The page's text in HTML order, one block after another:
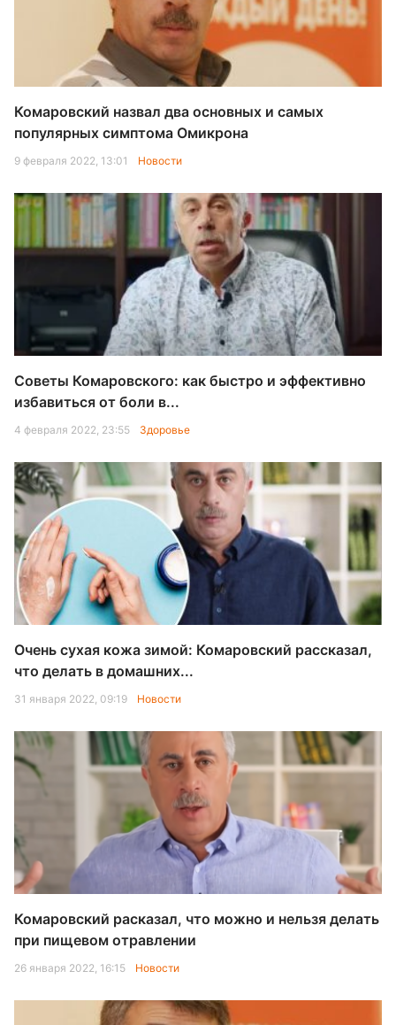
Комаровский назвал два основных и самых
популярных симптома Омикрона
9 февраля 2022, 13:01 Новости
Советы Комаровского: как быстро и эффективно
избавиться от боли в...
4 февраля 2022, 23:55 Здоровье
Очень сухая кожа зимой: Комаровский рассказал,
что делать в домашних...
31 января 2022, 09:19 Новости
Комаровский расказал, что можно и нельзя делать
при пищевом отравлении
26 января 2022, 16:15 Новости